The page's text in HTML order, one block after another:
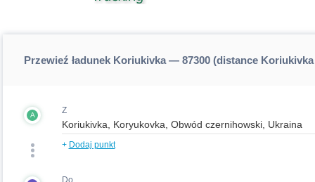
Przewieź ładunek Koriukivka — 87300 (distance
A Z
+ Dodaj punkt
Do